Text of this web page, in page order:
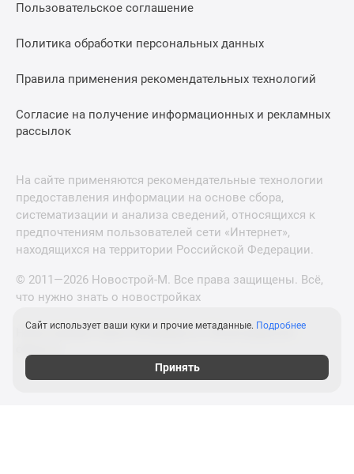
Пользовательское соглашение
Политика обработки персональных данных
Правила применения рекомендательных технологий
Согласие на получение информационных и рекламных
рассылок
На сайте применяются рекомендательные технологии
предоставления информации на основе сбора,
систематизации и анализа сведений, относящихся к
предпочтениям пользователей сети «Интернет»,
находящихся на территории Российской Федерации.
© 2011—2026 Новострой-М. Все права защищены. Всё,
что нужно знать о новостройках
Новостройки Санкт-Петербурга и Ленинградской
Сайт использует ваши куки и прочие метаданные. Подробнее
Принять